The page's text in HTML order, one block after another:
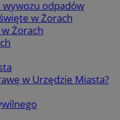
odpadów
w Żorach
w Żorach
w Urzędzie Miasta?